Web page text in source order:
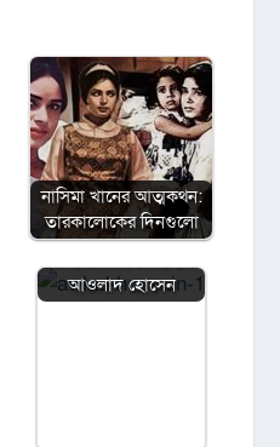
নাসিমা খানের আত্মকথন:
তারকালোকের দিনগুলো
চলচ্চিত্র সাংবাদিকতা
আওলাদ হোসেন